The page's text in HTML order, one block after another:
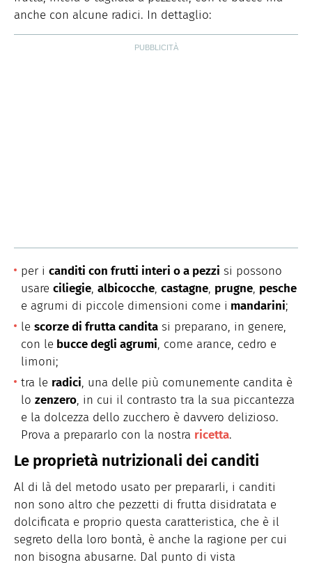
anche con alcune radici. In dettaglio:
per i canditi con frutti interi o a pezzi si possono
usare ciliegie, albicocche, castagne, prugne, pesche
e agrumi di piccole dimensioni come i mandarini;
le scorze di frutta candita si preparano, in genere,
con le bucce degli agrumi, come arance, cedro e
limoni;
tra le radici, una delle più comunemente candita è
lo zenzero, in cui il contrasto tra la sua piccantezza
e la dolcezza dello zucchero è davvero delizioso.
Prova a prepararlo con la nostra ricetta.
Le proprietà nutrizionali dei canditi
Al di là del metodo usato per prepararli, i canditi
non sono altro che pezzetti di frutta disidratata e
dolcificata e proprio questa caratteristica, che è il
segreto della loro bontà, è anche la ragione per cui
non bisogna abusarne. Dal punto di vista